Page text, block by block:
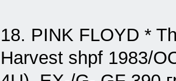
18. PINK FLOYD *
Harvest shpf 1983/